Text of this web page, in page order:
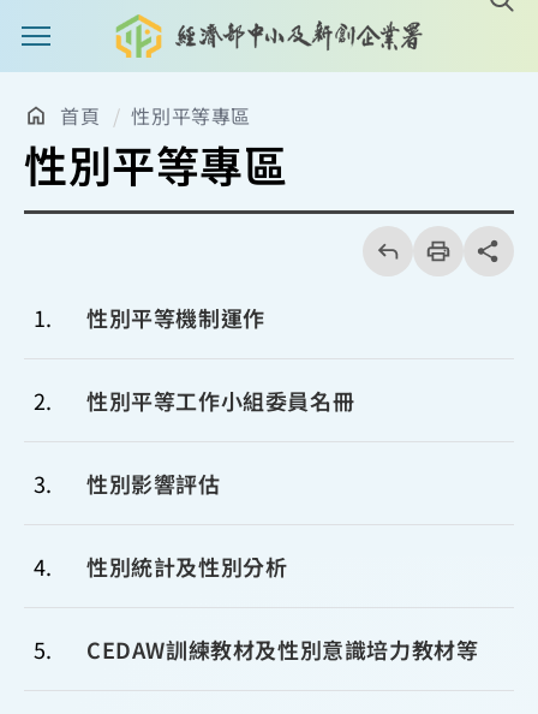
主選單案扭
首頁 性別平等專區
性別平等專區
回
上
一
頁
列
印
share分享
1 性別平等機制運作
2 性別平等工作小組委員名冊
3 性別影響評估
4 性別統計及性別分析
5 CEDAW訓練教材及性別意識培力教材等